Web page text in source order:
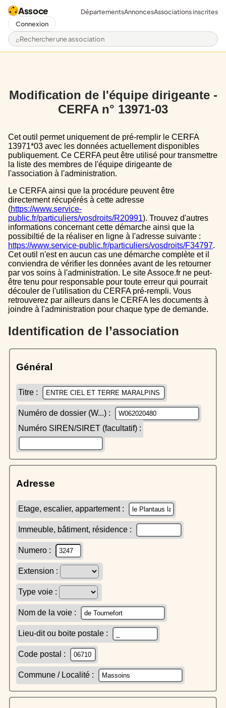
Assoce
Rechercher une association
DépartementsAnnoncesAssociations inscrites
Connexion
Modification de l'équipe dirigeante -
CERFA n° 13971-03
Cet outil permet uniquement de pré-remplir le CERFA
13971*03 avec les données actuellement disponibles
publiquement. Ce CERFA peut être utilisé pour transmettre
la liste des membres de l'équipe dirigeante de
l'association à l'administration.
Le CERFA ainsi que la procédure peuvent être
directement récupérés à cette adresse
(https://www.service-
public.fr/particuliers/vosdroits/R20991). Trouvez d'autres
informations concernant cette démarche ainsi que la
possibiltié de la réaliser en ligne à l'adresse suivante :
https://www.service-public.fr/particuliers/vosdroits/F34797.
Cet outil n'est en aucun cas une démarche complète et il
conviendra de vérifier les données avant de les retourner
par vos soins à l'administration. Le site Assoce.fr ne peut-
être tenu pour responsable pour toute erreur qui pourrait
découler de l'utilisation du CERFA pré-rempli. Vous
retrouverez par ailleurs dans le CERFA les documents à
joindre à l'administration pour chaque type de demande.
Identification de l’association
Général
Titre :
Numéro de dossier (W...) :
Numéro SIREN/SIRET (facultatif) :
Adresse
Etage, escalier, appartement :
Immeuble, bâtiment, résidence :
Numero :
Extension :
Type voie :
Nom de la voie :
Lieu-dit ou boite postale :
Code postal :
Commune / Localité :